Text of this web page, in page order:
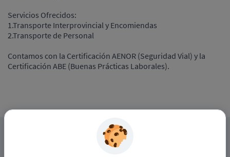
Servicios Ofrecidos:
1.Transporte Interprovincial y Encomiendas
2.Transporte de Personal
Contamos con la Certificación AENOR (Seguridad Vial) y la
Certificación ABE (Buenas Prácticas Laborales).
APLICAR A ESTE PROCESO